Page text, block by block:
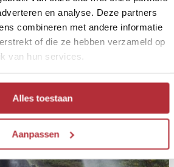
en analyse. Deze partners
combineren met andere informatie
of die ze hebben verzameld op
van hun services.
Alles toestaan
Aanpassen